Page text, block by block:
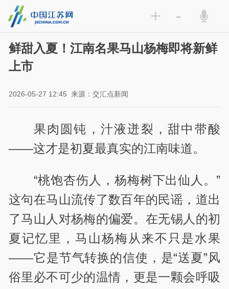
+ -
鲜甜入夏！江南名果马山杨梅即将新鲜
上市
2026-05-27 12:45 来源：交汇点新闻
果肉圆钝，汁液迸裂，甜中带酸
——这才是初夏最真实的江南味道。
“桃饱杏伤人，杨梅树下出仙人。”
这句在马山流传了数百年的民谣，道出
了马山人对杨梅的偏爱。在无锡人的初
夏记忆里，马山杨梅从来不只是水果
——它是节气转换的信使，是“送夏”风
俗里必不可少的温情，更是一颗会呼吸